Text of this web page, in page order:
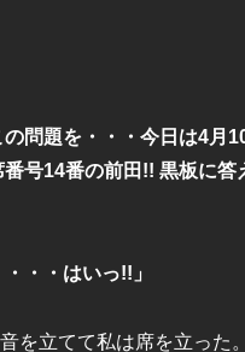
の問題を・・・今日は4月
号14番の前田!! 黒板に答
・・はいっ!!」
を立てて私は席を立った